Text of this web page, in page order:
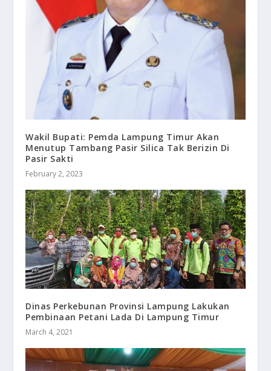
Wakil Bupati: Pemda Lampung Timur Akan
Menutup Tambang Pasir Silica Tak Berizin Di
Pasir Sakti
February 2, 2023
Dinas Perkebunan Provinsi Lampung Lakukan
Pembinaan Petani Lada Di Lampung Timur
March 4, 2021